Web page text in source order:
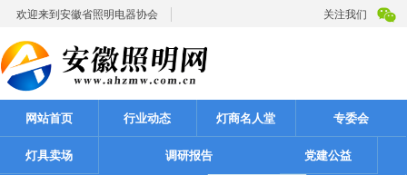
欢迎来到安徽省照明电器协会 关注我们
网站首页 行业动态 灯商名人堂 专委会
灯具卖场 调研报告 党建公益